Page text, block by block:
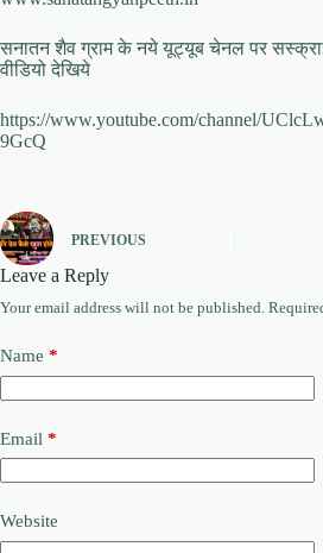
सनातन शैव ग्राम के नये यूट्यूब चेनल पर
वीडियो देखिये
https://www.youtube.com/channel/
9GcQ
PREVIOUS
Leave a Reply
Your email address will not be published.
Name *
Email *
Website